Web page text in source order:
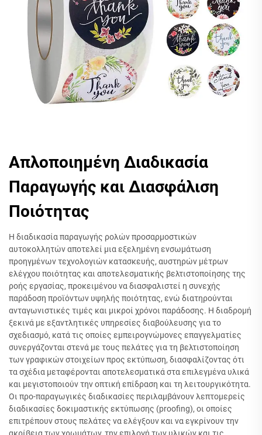
Απλοποιημένη Διαδικασία
Παραγωγής και Διασφάλιση
Ποιότητας
Η διαδικασία παραγωγής ρολών προσαρμοστικών
αυτοκολλητών αποτελεί μια εξελημένη ενσωμάτωση
προηγμένων τεχνολογιών κατασκευής, αυστηρών μέτρων
ελέγχου ποιότητας και αποτελεσματικής βελτιστοποίησης της
ροής εργασίας, προκειμένου να διασφαλιστεί η συνεχής
παράδοση προϊόντων υψηλής ποιότητας, ενώ διατηρούνται
ανταγωνιστικές τιμές και μικροί χρόνοι παράδοσης. Η διαδρομή
ξεκινά με εξαντλητικές υπηρεσίες διαβούλευσης για το
σχεδιασμό, κατά τις οποίες εμπειρογνώμονες επαγγελματίες
συνεργάζονται στενά με τους πελάτες για τη βελτιστοποίηση
των γραφικών στοιχείων προς εκτύπωση, διασφαλίζοντας ότι
τα σχέδια μεταφέρονται αποτελεσματικά στα επιλεγμένα υλικά
και μεγιστοποιούν την οπτική επίδραση και τη λειτουργικότητα.
Οι προ-παραγωγικές διαδικασίες περιλαμβάνουν λεπτομερείς
διαδικασίες δοκιμαστικής εκτύπωσης (proofing), οι οποίες
επιτρέπουν στους πελάτες να ελέγξουν και να εγκρίνουν την